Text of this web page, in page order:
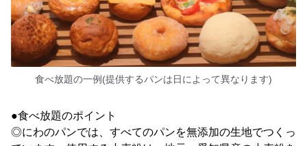
食べ放題の一例(提供するパンは日によって異なります)
●食べ放題のポイント
◎にわのパンでは、すべてのパンを無添加の生地でつくっ